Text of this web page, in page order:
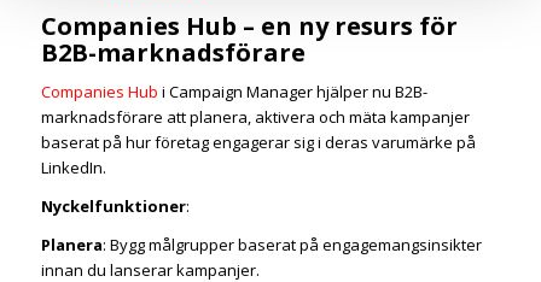
Companies Hub – en ny resurs för
B2B-marknadsförare
Companies Hub i Campaign Manager hjälper nu B2B-
marknadsförare att planera, aktivera och mäta kampanjer
baserat på hur företag engagerar sig i deras varumärke på
LinkedIn.
Nyckelfunktioner:
Planera: Bygg målgrupper baserat på engagemangsinsikter
innan du lanserar kampanjer.